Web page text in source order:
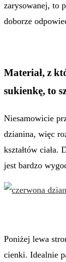
zarysowanej, to
doborze
Materiał, z
sukienkę, to
Niesamowicie
dzianina, więc
kształtów ciała.
jest bardzo
Poniżej lewa
cienki. Idealnie